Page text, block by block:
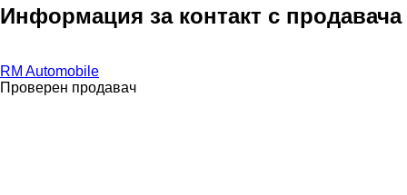
Информация за контакт с продавача
RM Automobile
Проверен продавач